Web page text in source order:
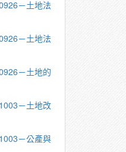
－土地法
－土地法
－土地的
－土地改
－公產與